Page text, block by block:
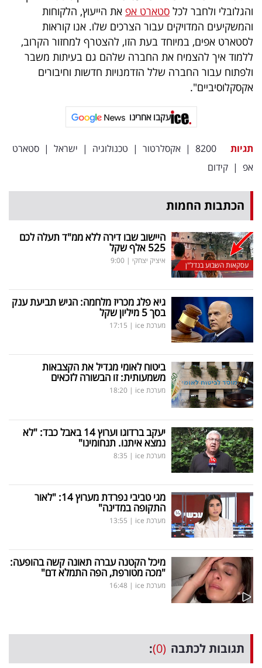
והגלובלי ולחבר לכל סטארט אפ את הייעוץ, הלקוחות
והמשקיעים המדויקים עבור הצרכים שלו. אנו קוראות
לסטארט אפים, במיוחד בעת הזו, להצטרף למחזור הקרוב,
ללמוד איך להצמיח את החברה שלהם גם בעיתות משבר
ולפתוח עבור החברה שלל הזדמנויות חדשות וחיבורים
אקסקלוסיביים".
עקבו אחרינו
תגיות 8200
| אקסלרטור | טכנולוגיה | ישראל | סטארט
אפ | קידום
הכתבות החמות
עסקאות השבוע בנדל"ן
היישוב שבו דירה ללא ממ"ד תעלה לכם
525 אלף שקל
איציק יצחקי |
9:00
גיא פלג מכריז מלחמה: הגיש תביעת ענק
בסך 5 מיליון שקל
מערכת ice |
17:15
ביטוח לאומי מגדיל את הקצבאות
משמעותית: זו הבשורה לזכאים
מערכת ice |
18:20
יעקב ברדוגו וערוץ 14 באבל כבד: "לא
נמצא איתנו. תנחומינו"
מערכת ice |
8:35
מגי טביבי נפרדת מערוץ 14: "לאור
התקופה במדינה"
מערכת ice |
13:55
מיכל הקטנה עברה תאונה קשה בהופעה:
"מכה מטורפת, הפה התמלא דם"
מערכת ice |
16:48
תגובות לכתבה (0)
: